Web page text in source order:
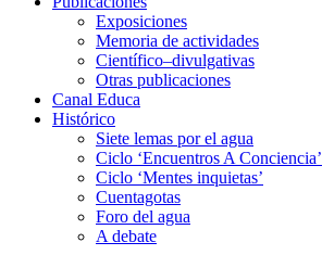
Exposiciones
Memoria de actividades
Científico–divulgativas
Otras publicaciones
Canal Educa
Histórico
Siete lemas por el agua
Ciclo ‘Encuentros A Conciencia’
Ciclo ‘Mentes inquietas’
Cuentagotas
Foro del agua
A debate